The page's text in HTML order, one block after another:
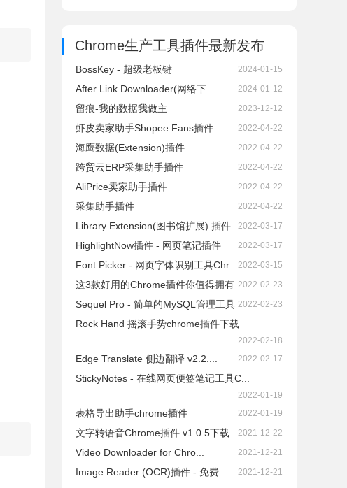
Chrome生产工具插件最新发布
BossKey - 超级老板键 2024-01-15
After Link Downloader(网络下... 2024-01-12
留痕-我的数据我做主 2023-12-12
虾皮卖家助手Shopee Fans插件 2022-04-22
海鹰数据(Extension)插件 2022-04-22
跨贸云ERP采集助手插件 2022-04-22
AliPrice卖家助手插件 2022-04-22
采集助手插件 2022-04-22
Library Extension(图书馆扩展) 插件 2022-03-17
HighlightNow插件 - 网页笔记插件 2022-03-17
Font Picker - 网页字体识别工具Chr... 2022-03-15
这3款好用的Chrome插件你值得拥有 2022-02-23
Sequel Pro - 简单的MySQL管理工具 2022-02-23
Rock Hand 摇滚手势chrome插件下载
2022-02-18
Edge Translate 侧边翻译 v2.2.... 2022-02-17
StickyNotes - 在线网页便签笔记工具C...
2022-01-19
表格导出助手chrome插件 2022-01-19
文字转语音Chrome插件 v1.0.5下载 2021-12-22
Video Downloader for Chro... 2021-12-21
Image Reader (OCR)插件 - 免费... 2021-12-21